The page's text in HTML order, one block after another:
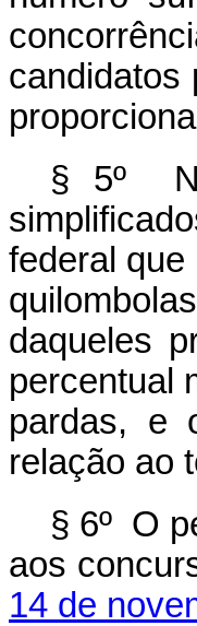
candidatos
§ 5º
federal
daqueles
percentual
pardas, e
relação ao
§ 6º O
aos
14 de